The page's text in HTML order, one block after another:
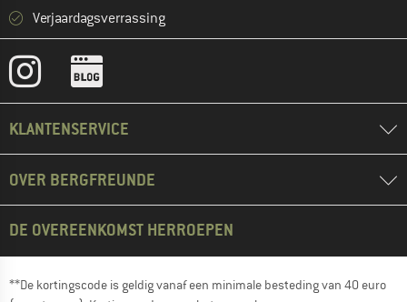
Verjaardagsverrassing
KLANTENSERVICE
OVER BERGFREUNDE
DE OVEREENKOMST HERROEPEN
**De kortingscode is geldig vanaf een minimale besteding van 40 euro